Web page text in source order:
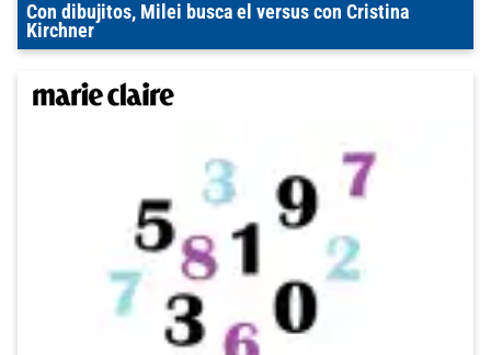
Con dibujitos, Milei busca el versus con Cristina
Kirchner